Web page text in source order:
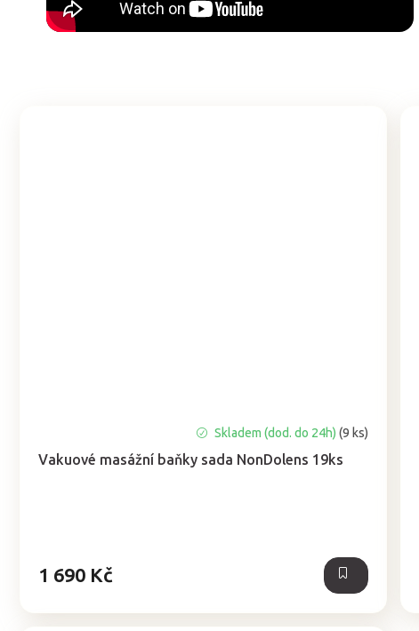
Vakuové masážní baňky sada NonDolens 19ks
hodnocení
produktu
Skladem (dod. do 24h)(9 ks)
1 690 Kč